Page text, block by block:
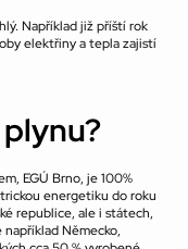
Například již příští rok
elektřiny a tepla zajistí
EGÚ Brno, je 100%
energetiku do roku
republice, ale i státech,
Německo,